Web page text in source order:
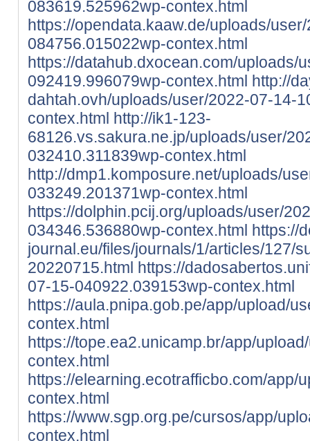
083619.525962wp-contex.html
https://opendata.kaaw.de/uploads/
084756.015022wp-contex.html
https://datahub.dxocean.com/uploads/
092419.996079wp-contex.html http://
dahtah.ovh/uploads/user/2022-07-14-
contex.html http://ik1-123-
68126.vs.sakura.ne.jp/uploads/user/
032410.311839wp-contex.html
http://dmp1.komposure.net/uploads/
033249.201371wp-contex.html
https://dolphin.pcij.org/uploads/user/
034346.536880wp-contex.html https://
journal.eu/files/journals/1/articles/127/
20220715.html https://
07-15-040922.039153wp-contex.html
https://aula.pnipa.gob.pe/app/upload/
contex.html
https://tope.ea2.unicamp.br/app/
contex.html
https://elearning.ecotrafficbo.com/app/
contex.html
https://www.sgp.org.pe/cursos/app/
contex.html